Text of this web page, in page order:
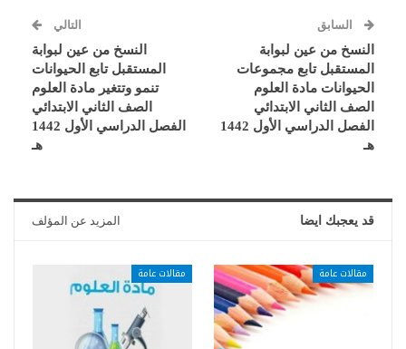
السابق
النسخ من عين لبوابة
المستقبل تابع مجموعات
الحيوانات مادة العلوم
الصف الثاني الابتدائي
الفصل الدراسي الأول 1442
هـ
التالي
النسخ من عين لبوابة
المستقبل تابع الحيوانات
تنمو وتتغير مادة العلوم
الصف الثاني الابتدائي
الفصل الدراسي الأول 1442
هـ
قد يعجبك ايضا المزيد عن المؤلف
مقالات عامة مقالات عامة